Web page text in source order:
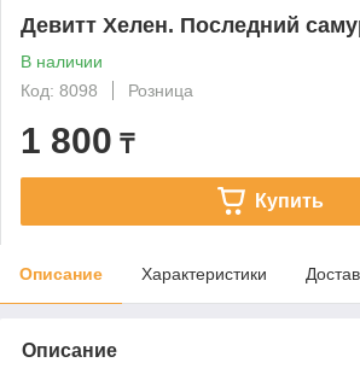
Девитт Хелен. Последний
В наличии
Код: 8098
Розница
1 800 ₸
Купить
Описание Характеристики
Описание